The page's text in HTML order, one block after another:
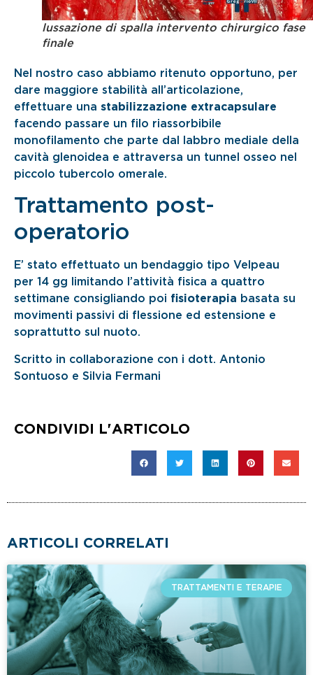
lussazione di spalla intervento chirurgico fase
finale
Nel nostro caso abbiamo ritenuto opportuno, per
dare maggiore stabilità all’articolazione,
effettuare una stabilizzazione extracapsulare
facendo passare un filo riassorbibile
monofilamento che parte dal labbro mediale della
cavità glenoidea e attraversa un tunnel osseo nel
piccolo tubercolo omerale.
Trattamento post-
operatorio
E’ stato effettuato un bendaggio tipo Velpeau
per 14 gg limitando l’attività fisica a quattro
settimane consigliando poi fisioterapia basata su
movimenti passivi di flessione ed estensione e
soprattutto sul nuoto.
Scritto in collaborazione con i dott. Antonio
Sontuoso e Silvia Fermani
CONDIVIDI L'ARTICOLO
ARTICOLI CORRELATI
TRATTAMENTI E TERAPIE